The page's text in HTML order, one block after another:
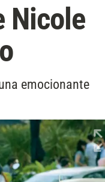
Nicole
emocionante